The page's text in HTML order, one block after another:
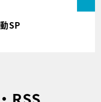
SP